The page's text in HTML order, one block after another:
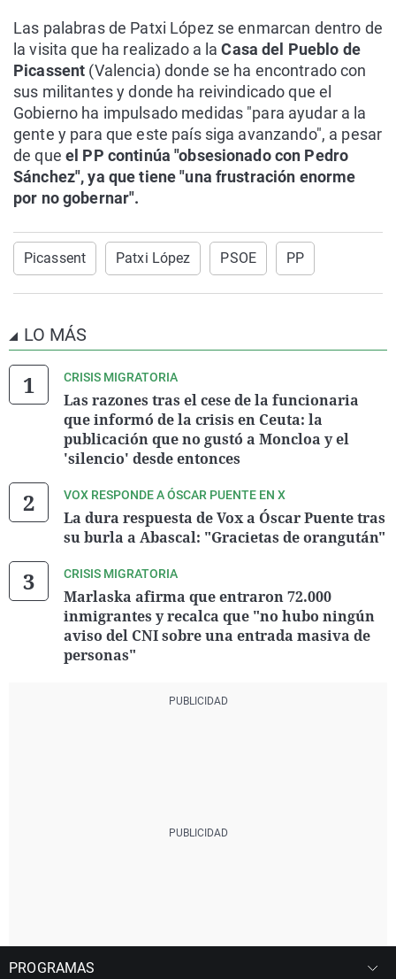
Las palabras de Patxi López se enmarcan dentro de
la visita que ha realizado a la Casa del Pueblo de
Picassent (Valencia) donde se ha encontrado con
sus militantes y donde ha reivindicado que el
Gobierno ha impulsado medidas "para ayudar a la
gente y para que este país siga avanzando", a pesar
de que el PP continúa "obsesionado con Pedro
Sánchez", ya que tiene "una frustración enorme
por no gobernar".
Picassent Patxi López PSOE PP
LO MÁS
CRISIS MIGRATORIA
Las razones tras el cese de la funcionaria
que informó de la crisis en Ceuta: la
publicación que no gustó a Moncloa y el
'silencio' desde entonces
VOX RESPONDE A ÓSCAR PUENTE EN X
La dura respuesta de Vox a Óscar Puente tras
su burla a Abascal: "Gracietas de orangután"
CRISIS MIGRATORIA
Marlaska afirma que entraron 72.000
inmigrantes y recalca que "no hubo ningún
aviso del CNI sobre una entrada masiva de
personas"
PROGRAMAS